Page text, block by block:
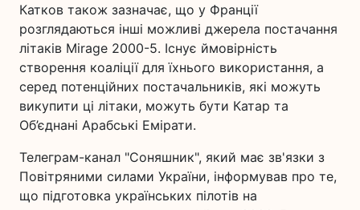
Катков також зазначає, що у Франції
розглядаються інші можливі джерела постачання
літаків Mirage 2000-5. Існує ймовірність
створення коаліції для їхнього використання, а
серед потенційних постачальників, які можуть
викупити ці літаки, можуть бути Катар та
Об’єднані Арабські Емірати.
Телеграм-канал "Соняшник", який має зв'язки з
Повітряними силами України, інформував про те,
що підготовка українських пілотів на